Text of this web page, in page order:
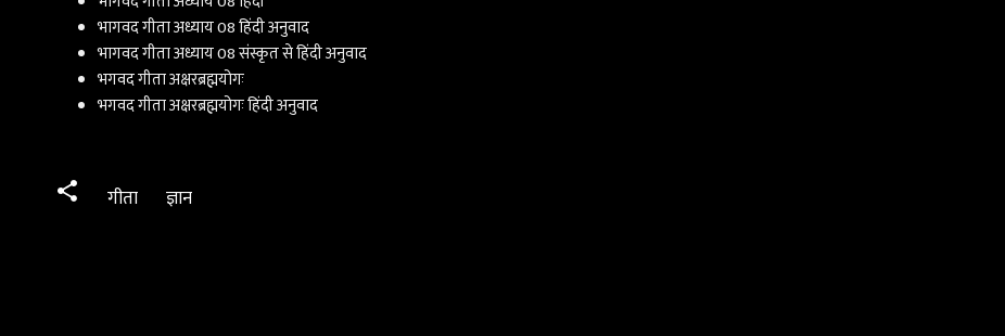
भागवद गीता अध्याय 08 हिंदी अनुवाद
भागवद गीता अध्याय 08 संस्कृत से हिंदी अनुवाद
भगवद गीता अक्षरब्रह्मयोगः
भगवद गीता अक्षरब्रह्मयोगः हिंदी अनुवाद
गीता ज्ञान